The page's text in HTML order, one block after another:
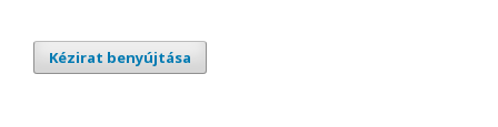
Kézirat benyújtása